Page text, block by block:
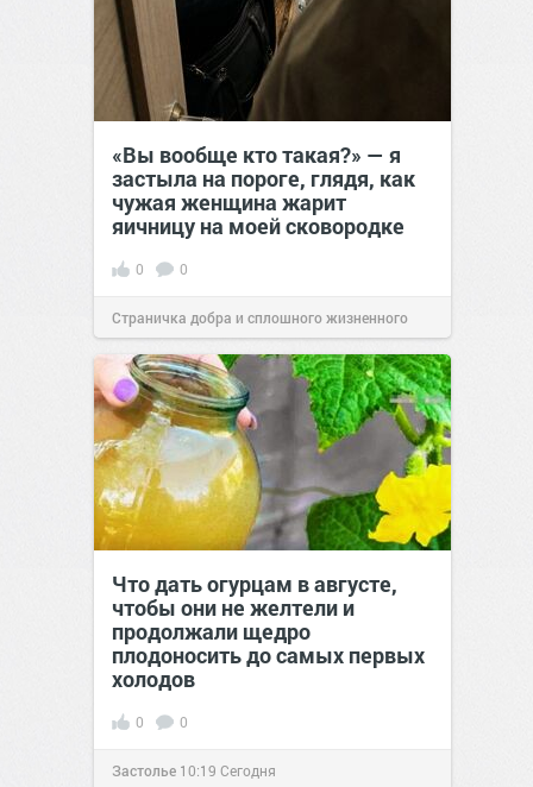
«Вы вообще кто такая?» — я
застыла на пороге, глядя, как
чужая женщина жарит
яичницу на моей сковородке
0 0
Страничка добра и сплошного жизненного
позитива!11:38Сегодня
Что дать огурцам в августе,
чтобы они не желтели и
продолжали щедро
плодоносить до самых первых
холодов
0 0
Застолье 10:19 Сегодня